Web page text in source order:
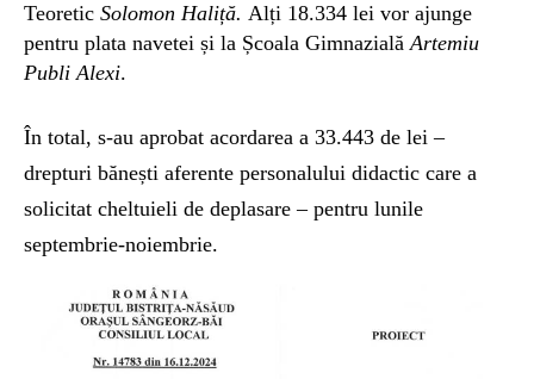
Teoretic Solomon Haliță. Alți 18.334 lei vor ajunge
pentru plata navetei și la Școala GimnazialăArtemiu
Publi Alexi.
În total, s-au aprobat acordarea a 33.443 de lei –
drepturi bănești aferente personalului didactic care a
solicitat cheltuieli de deplasare – pentru lunile
septembrie-noiembrie.